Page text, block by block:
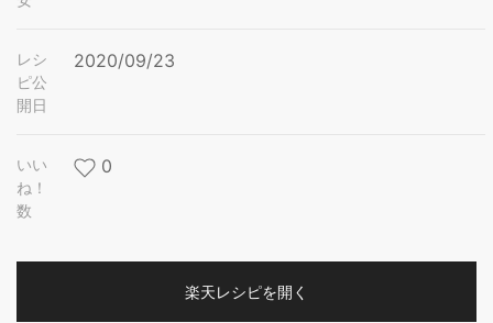
レシ
ピ公
開日
2020/09/23
いい
ね！
数
0
楽天レシピを開く